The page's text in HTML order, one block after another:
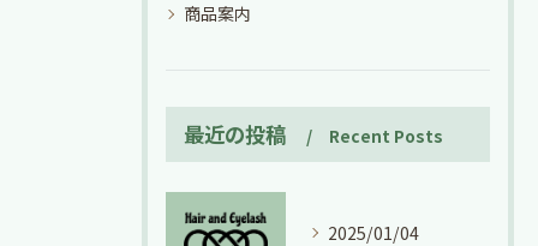
商品案内
最近の投稿 Recent Posts
2025/01/04